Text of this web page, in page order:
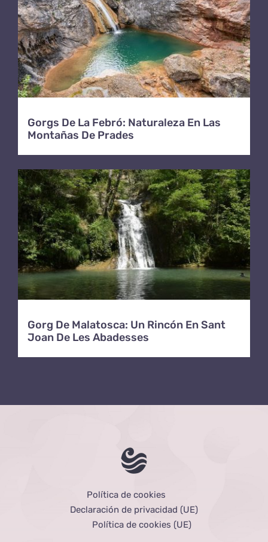
Gorgs De La Febró: Naturaleza En Las
Montañas De Prades
Gorg De Malatosca: Un Rincón En Sant
Joan De Les Abadesses
Política de cookies
Declaración de privacidad (UE)
Política de cookies (UE)